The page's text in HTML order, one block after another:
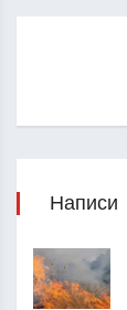
Написи